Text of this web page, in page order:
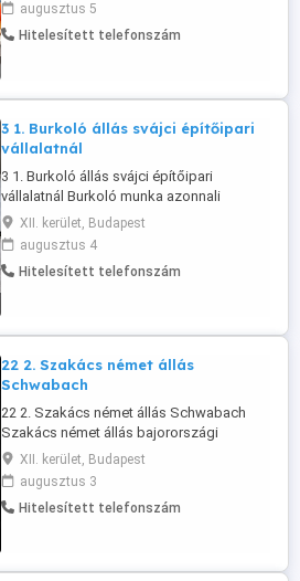
bruttó 2.800,00 , munkaidő heti 40-42 óra.
Szállás és étkezés ingyenes. Az összes
augusztus 5
Hitelesített telefonszám
3 1. Burkoló állás svájci építőipari
vállalatnál
3 1. Burkoló állás svájci építőipari
vállalatnál Burkoló munka azonnali
kezdéssel, A2 német tudással és szakmai
tapasztalattal. A bruttó órabér 38 CHF óra,
amely havi 168 órás munkavégzés esetén
6.384 CHF bruttó fizetést jelent, ezen felül
XII. kerület, Budapest
augusztus 4
Hitelesített telefonszám
22 2. Szakács német állás
Schwabach
22 2. Szakács német állás Schwabach
Szakács német állás bajorországi
Burgerétteremben, A2 német
nyelvtudással, szakmai végzettséggel és
gyakorlattal. Munkabér netto 2.500 hó.
Munkaidő 180 óra hó. Vasárnapi és
(szoba ...
XII. kerület, Budapest
augusztus 3
Hitelesített telefonszám